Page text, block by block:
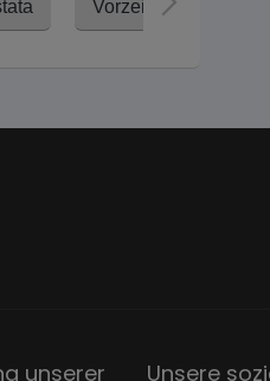
Vorzeitige Ejakulation
unserer Unsere